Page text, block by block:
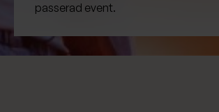
passerad event.